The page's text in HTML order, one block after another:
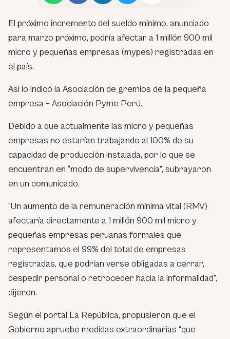
El próximo incremento del sueldo mínimo, anunciado
para marzo próximo, podría afectar a 1 millón 900 mil
micro y pequeñas empresas (mypes) registradas en
el país.
Así lo indicó la Asociación de gremios de la pequeña
empresa – Asociación Pyme Perú.
Debido a que actualmente las micro y pequeñas
empresas no estarían trabajando al 100% de su
capacidad de producción instalada, por lo que se
encuentran en “modo de supervivencia”, subrayaron
en un comunicado.
“Un aumento de la remuneración mínima vital (RMV)
afectaría directamente a 1 millón 900 mil micro y
pequeñas empresas peruanas formales que
representamos el 99% del total de empresas
registradas, que podrían verse obligadas a cerrar,
despedir personal o retroceder hacia la informalidad”,
dijeron.
Según el portal La República, propusieron que el
Gobierno apruebe medidas extraordinarias “que